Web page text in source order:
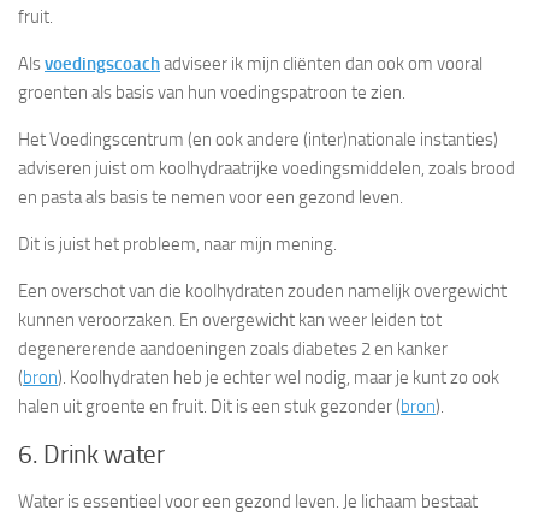
fruit.
Alsvoedingscoachadviseer ik mijn cliënten dan ook om vooral
groenten als basis van hun voedingspatroon te zien.
Het Voedingscentrum (en ook andere (inter)nationale instanties)
adviseren juist om koolhydraatrijke voedingsmiddelen, zoals brood
en pasta als basis te nemen voor een gezond leven.
Dit is juist het probleem, naar mijn mening.
Een overschot van die koolhydraten zouden namelijk overgewicht
kunnen veroorzaken. En overgewicht kan weer leiden tot
degenererende aandoeningen zoals diabetes 2 en kanker
(bron). Koolhydraten heb je echter wel nodig, maar je kunt zo ook
halen uit groente en fruit. Dit is een stuk gezonder (bron).
6. Drink water
Water is essentieel voor een gezond leven. Je lichaam bestaat